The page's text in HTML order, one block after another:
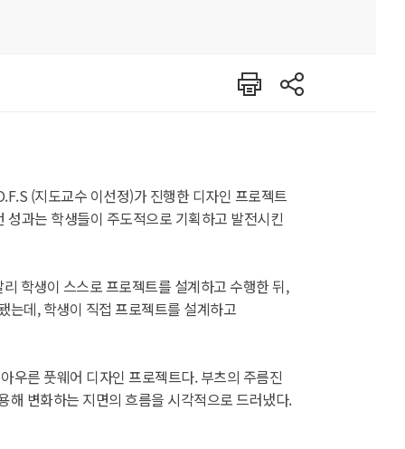
인쇄 공유
(지도교수 이선정)가 진행한 디자인 프로젝트
과는 학생들이 주도적으로 기획하고 발전시킨
학생이 스스로 프로젝트를 설계하고 수행한 뒤,
는데, 학생이 직접 프로젝트를 설계하고
우른 풋웨어 디자인 프로젝트다. 부츠의 주름진
해 변화하는 지면의 흐름을 시각적으로 드러냈다.